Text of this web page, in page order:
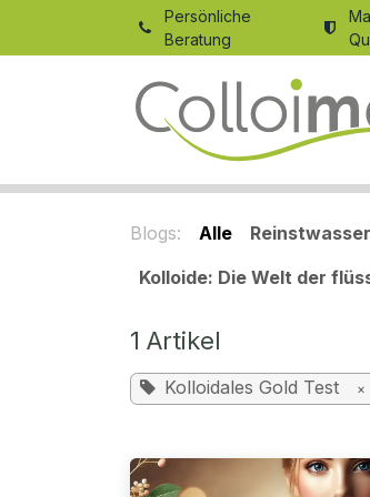
Persönliche
Beratung
Blogs: Alle
Kolloide: Die Welt der
1 Artikel
Kolloidales Gold Test ×